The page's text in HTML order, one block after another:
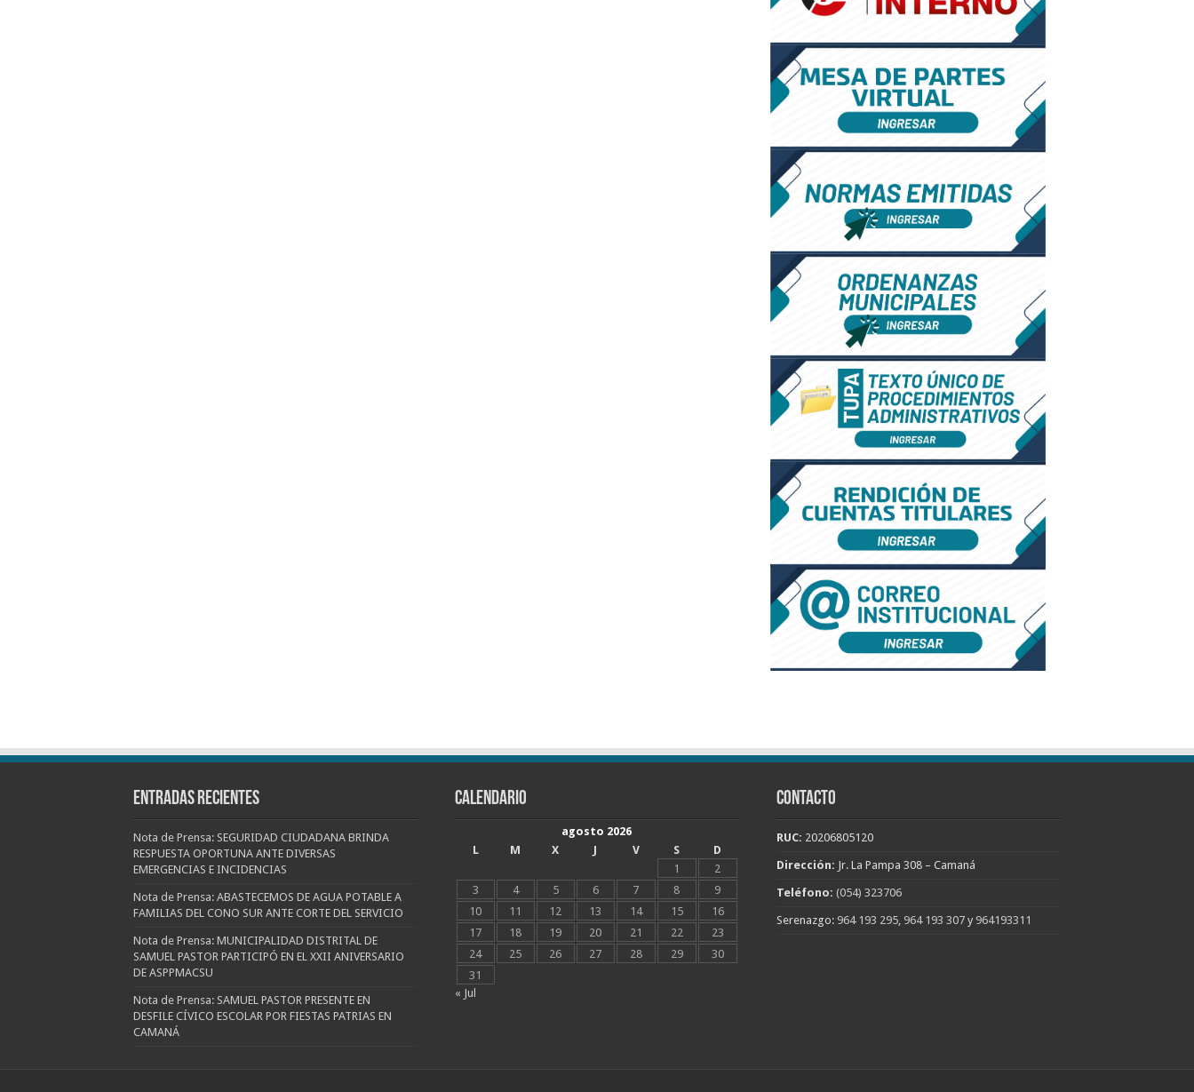
Entradas recientes
Nota de Prensa: SEGURIDAD CIUDADANA BRINDA
RESPUESTA OPORTUNA ANTE DIVERSAS
EMERGENCIAS E INCIDENCIAS
Nota de Prensa: ABASTECEMOS DE AGUA POTABLE A
FAMILIAS DEL CONO SUR ANTE CORTE DEL SERVICIO
Nota de Prensa: MUNICIPALIDAD DISTRITAL DE
SAMUEL PASTOR PARTICIPÓ EN EL XXII ANIVERSARIO
DE ASPPMACSU
Nota de Prensa: SAMUEL PASTOR PRESENTE EN
DESFILE CÍVICO ESCOLAR POR FIESTAS PATRIAS EN
CAMANÁ
CALENDARIO
agosto 2026
L
M X J V S
D
1
2
3
4 5 6 7 8
9
10
11 12 13 14 15
16
17
18 19 20 21 22
23
24
25 26 27 28 29
30
31
« Jul
CONTACTO
RUC: 20206805120
Dirección: Jr. La Pampa 308 – Camaná
Teléfono: (054) 323706
Serenazgo: 964 193 295 964 193 307 y 964193311